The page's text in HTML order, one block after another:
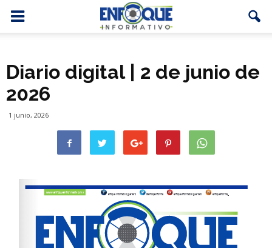
Diario digital | 2 de junio de
2026
1 junio, 2026